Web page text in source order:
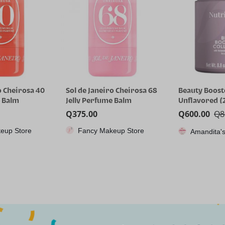
Cheirosa 68
Balm
Store
Beauty Booster Collagen –
Unflavored (250gr)
Q600.00
Amandita's Variedades
RG35XX H,
juegos
Anbernic
64GTF,
dual, pantalla
Q1,115.85
CPX